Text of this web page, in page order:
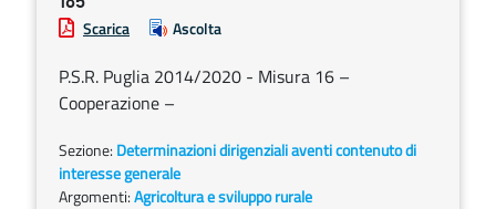
Scarica Ascolta
P.S.R. Puglia 2014/2020 - Misura 16 –
Cooperazione –
Sezione: Determinazioni dirigenziali aventi contenuto di
interesse generale
Argomenti:Agricoltura e sviluppo rurale